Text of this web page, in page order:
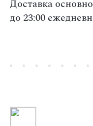
Доставка
до 23:00